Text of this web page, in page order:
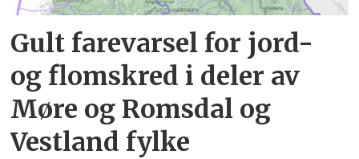
Gult farevarsel for jord-
og flomskred i deler av
Møre og Romsdal og
Vestland fylke